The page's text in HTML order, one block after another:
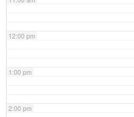
12:00 pm
1:00 pm
2:00 pm